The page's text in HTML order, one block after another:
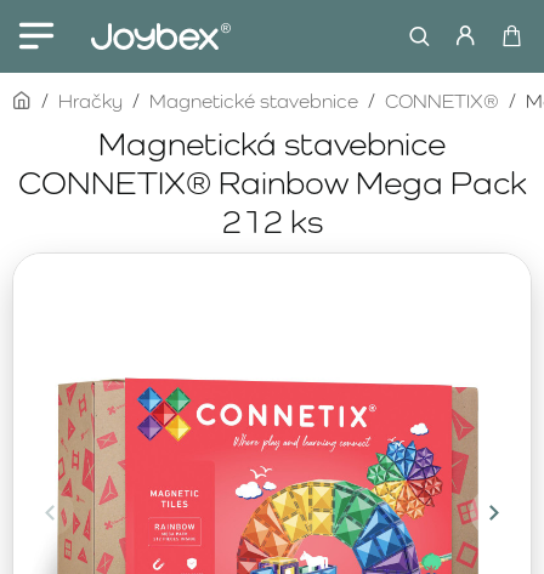
Magnetická stavebnice
CONNETIX® Rainbow Mega Pack
212 ks
homeHračky Magnetické stavebnice CONNETIX®